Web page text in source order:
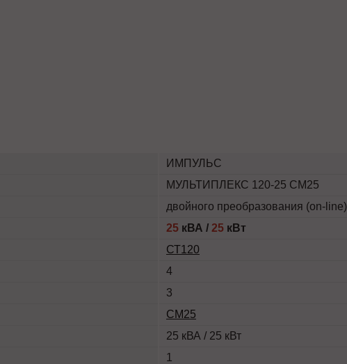
ИМПУЛЬС
МУЛЬТИПЛЕКС 120-25 СМ25
двойного преобразования (on-line)
25 кВА / 25 кВт
СТ120
4
3
СМ25
25 кВА / 25 кВт
1